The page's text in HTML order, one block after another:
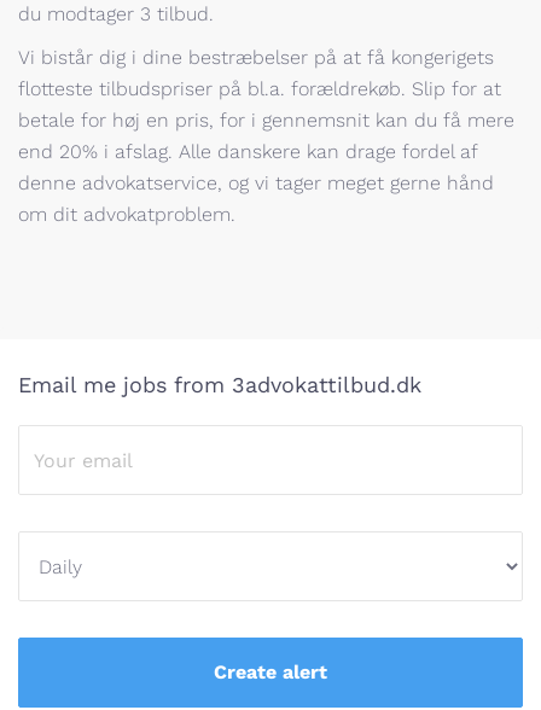
du modtager 3 tilbud.
Vi bistår dig i dine bestræbelser på at få kongerigets
flotteste tilbudspriser på bl.a. forældrekøb. Slip for at
betale for høj en pris, for i gennemsnit kan du få mere
end 20% i afslag. Alle danskere kan drage fordel af
denne advokatservice, og vi tager meget gerne hånd
om dit advokatproblem.
Email me jobs from 3advokattilbud.dk